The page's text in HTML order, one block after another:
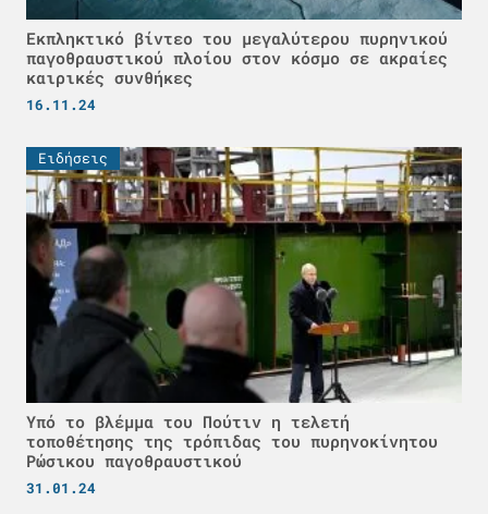
Εκπληκτικό βίντεο του μεγαλύτερου πυρηνικού
παγοθραυστικού πλοίου στον κόσμο σε ακραίες
καιρικές συνθήκες
16.11.24
Ειδήσεις
Υπό το βλέμμα του Πούτιν η τελετή
τοποθέτησης της τρόπιδας του πυρηνοκίνητου
Ρώσικου παγοθραυστικού
31.01.24